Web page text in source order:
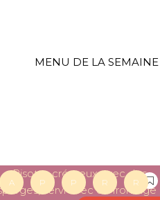
MENU DE LA SEMAINE
A P P R R